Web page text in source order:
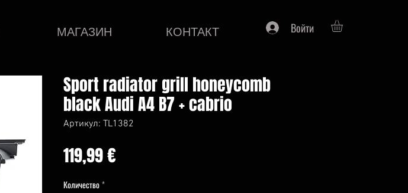
МАГАЗИН КОНТАКТ Войти
Sport radiator grill honeycomb
black Audi A4 B7 + cabrio
Артикул: TL1382
119,99 €Цена
Количество*